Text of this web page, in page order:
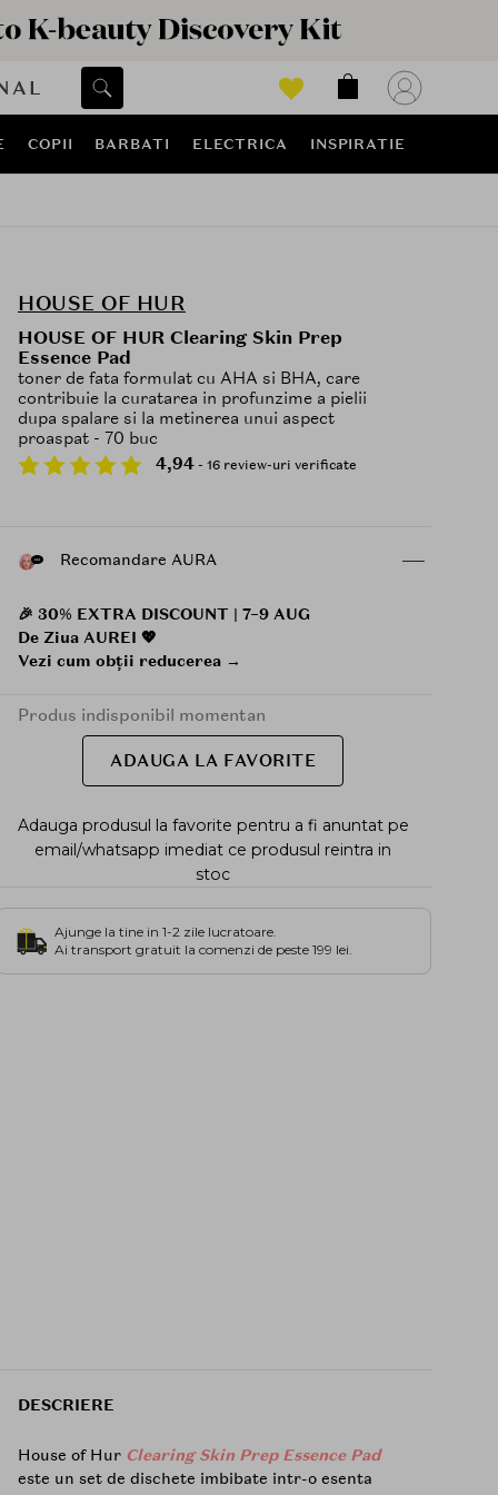
COPII BARBATI ELECTRICA INSPIRATIE
HOUSE OF HUR
HOUSE OF HUR Clearing Skin Prep
Essence Pad
toner de fata formulat cu AHA si BHA, care
contribuie la curatarea in profunzime a pielii
dupa spalare si la metinerea unui aspect
proaspat - 70 buc
4,94 - 16 review-uri verificate
Recomandare AURA
🎉 30% EXTRA DISCOUNT | 7–9 AUG
De Ziua AUREI 💖
Vezi cum obții reducerea →
Produs indisponibil momentan
ADAUGA LA FAVORITE
Adauga produsul la favorite pentru a fi anuntat pe
email/whatsapp imediat ce produsul reintra in
stoc
Ajunge la tine in 1-2 zile lucratoare.
Ai transport gratuit la comenzi de peste 199 lei.
DESCRIERE
House of Hur Clearing Skin Prep Essence Pad
este un set de dischete imbibate intr-o esenta